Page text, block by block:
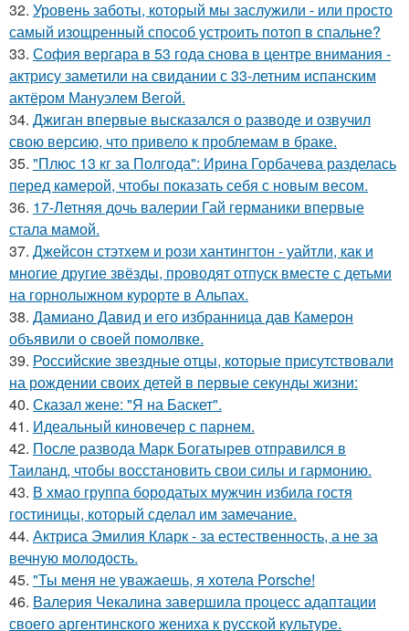
32. Уровень заботы, который мы заслужили - или просто
самый изощренный способ устроить потоп в спальне?
33. София вергара в 53 года снова в центре внимания -
актрису заметили на свидании с 33-летним испанским
актёром Мануэлем Вегой.
34. Джиган впервые высказался о разводе и озвучил
свою версию, что привело к проблемам в браке.
35. "Плюс 13 кг за Полгода": Ирина Горбачева разделась
перед камерой, чтобы показать себя с новым весом.
36. 17-Летняя дочь валерии Гай германики впервые
стала мамой.
37. Джейсон стэтхем и рози хантингтон - уайтли, как и
многие другие звёзды, проводят отпуск вместе с детьми
на горнолыжном курорте в Альпах.
38. Дамиано Давид и его избранница дав Камерон
объявили о своей помолвке.
39. Российские звездные отцы, которые присутствовали
на рождении своих детей в первые секунды жизни:
40. Сказал жене: "Я на Баскет".
41. Идеальный киновечер с парнем.
42. После развода Марк Богатырев отправился в
Таиланд, чтобы восстановить свои силы и гармонию.
43. В хмао группа бородатых мужчин избила гостя
гостиницы, который сделал им замечание.
44. Актриса Эмилия Кларк - за естественность, а не за
вечную молодость.
45. "Ты меня не уважаешь, я хотела Porsche!
46. Валерия Чекалина завершила процесс адаптации
своего аргентинского жениха к русской культуре.